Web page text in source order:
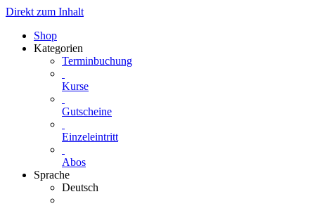
Direkt zum Inhalt
Shop
Kategorien
Terminbuchung
Kurse
Gutscheine
Einzeleintritt
Abos
Sprache
Deutsch